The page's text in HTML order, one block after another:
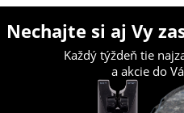
Nechajte si aj Vy
Každý týždeň tie
a akcie do